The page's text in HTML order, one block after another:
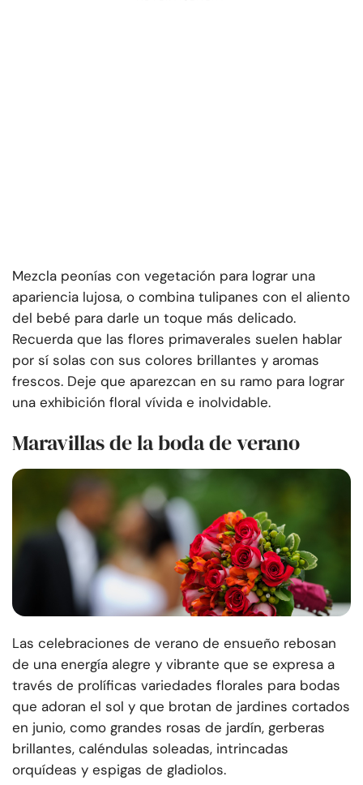
Mezcla peonías con vegetación para lograr una
apariencia lujosa, o combina tulipanes con el aliento
del bebé para darle un toque más delicado.
Recuerda que las flores primaverales suelen hablar
por sí solas con sus colores brillantes y aromas
frescos. Deje que aparezcan en su ramo para lograr
una exhibición floral vívida e inolvidable.
Maravillas de la boda de verano
Las celebraciones de verano de ensueño rebosan
de una energía alegre y vibrante que se expresa a
través de prolíficas variedades florales para bodas
que adoran el sol y que brotan de jardines cortados
en junio, como grandes rosas de jardín, gerberas
brillantes, caléndulas soleadas, intrincadas
orquídeas y espigas de gladiolos.